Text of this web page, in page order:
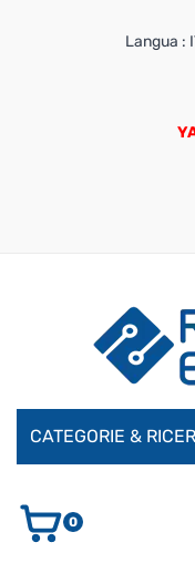
Langua :
CATEGORIE &
AUDIO E VIDEO
0